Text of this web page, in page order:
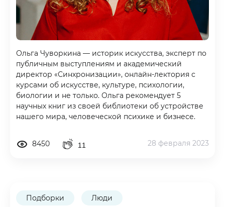
Ольга Чуворкина — историк искусства, эксперт по
публичным выступлениям и академический
директор «Синхронизации», онлайн-лектория с
курсами об искусстве, культуре, психологии,
биологии и не только. Ольга рекомендует 5
научных книг из своей библиотеки об устройстве
нашего мира, человеческой психике и бизнесе.
8450 11 28 февраля 2023
Подборки Люди